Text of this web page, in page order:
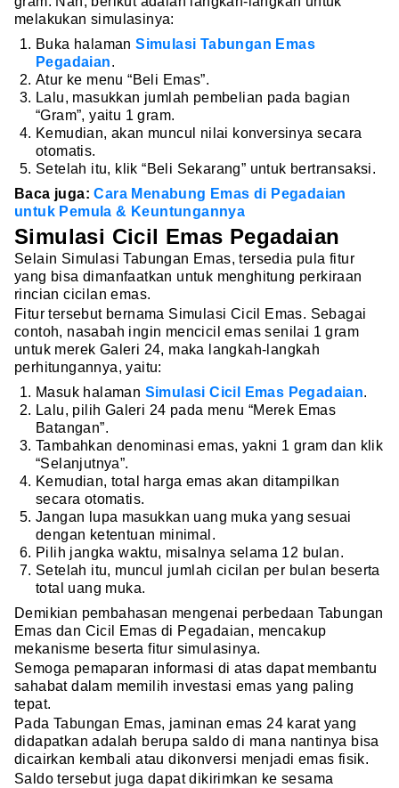
melakukan simulasinya:
Buka halamanSimulasi Tabungan Emas
Pegadaian.
Atur ke menu “Beli Emas”.
Lalu, masukkan jumlah pembelian pada bagian
“Gram”, yaitu 1 gram.
Kemudian, akan muncul nilai konversinya secara
otomatis.
Setelah itu, klik “Beli Sekarang” untuk bertransaksi.
Baca juga:Cara Menabung Emas di Pegadaian
untuk Pemula & Keuntungannya
Simulasi Cicil Emas Pegadaian
Selain Simulasi Tabungan Emas, tersedia pula fitur
yang bisa dimanfaatkan untuk menghitung perkiraan
rincian cicilan emas.
Fitur tersebut bernama Simulasi Cicil Emas. Sebagai
contoh, nasabah ingin mencicil emas senilai 1 gram
untuk merek Galeri 24, maka langkah-langkah
perhitungannya, yaitu:
Masuk halaman Simulasi Cicil Emas Pegadaian.
Lalu, pilih Galeri 24 pada menu “Merek Emas
Batangan”.
Tambahkan denominasi emas, yakni 1 gram dan klik
“Selanjutnya”.
Kemudian, total harga emas akan ditampilkan
secara otomatis.
Jangan lupa masukkan uang muka yang sesuai
dengan ketentuan minimal.
Pilih jangka waktu, misalnya selama 12 bulan.
Setelah itu, muncul jumlah cicilan per bulan beserta
total uang muka.
Demikian pembahasan mengenai perbedaan Tabungan
Emas dan Cicil Emas di Pegadaian, mencakup
mekanisme beserta fitur simulasinya.
Semoga pemaparan informasi di atas dapat membantu
sahabat dalam memilih investasi emas yang paling
tepat.
Pada Tabungan Emas, jaminan emas 24 karat yang
didapatkan adalah berupa saldo di mana nantinya bisa
dicairkan kembali atau dikonversi menjadi emas fisik.
Saldo tersebut juga dapat dikirimkan ke sesama